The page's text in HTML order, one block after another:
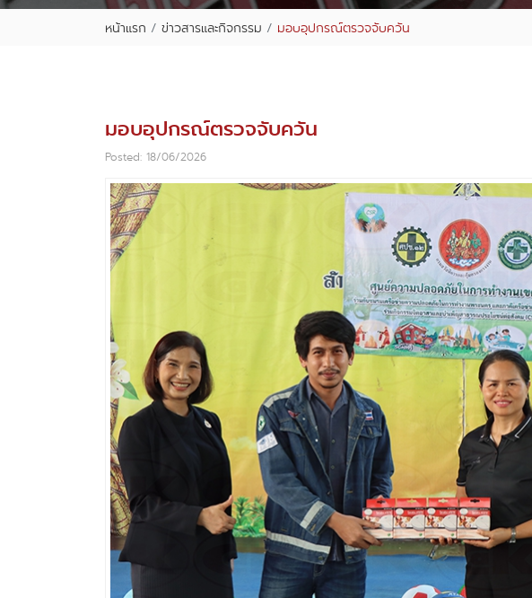
หน้าแรก ข่าวสารและกิจกรรม มอบอุปกรณ์ตรวจจับควัน
มอบอุปกรณ์ตรวจจับควัน
Posted: 18/06/2026